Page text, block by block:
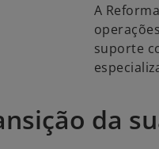
A
suporte
da